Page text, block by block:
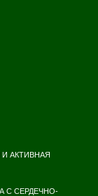
АКТИВНАЯ
С СЕРДЕЧНО-